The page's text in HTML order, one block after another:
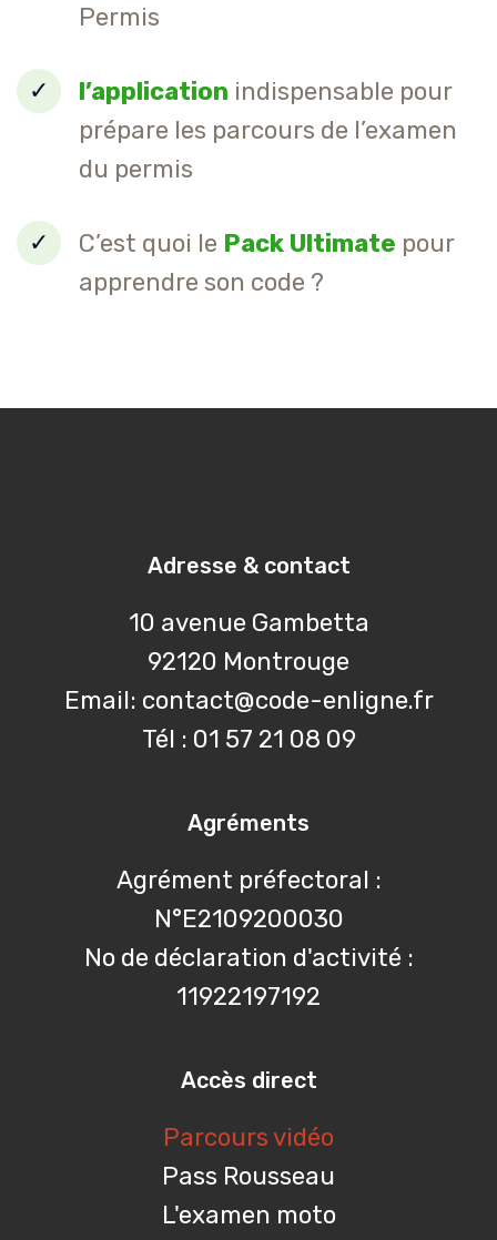
Permis
l’application indispensable pour
prépare les parcours de l’examen
du permis
C’est quoi le Pack Ultimate pour
apprendre son code ?
Adresse & contact
10 avenue Gambetta
92120 Montrouge
Email: contact@code-enligne.fr
Tél : 01 57 21 08 09
Agréments
Agrément préfectoral :
N°E2109200030
No de déclaration d'activité :
11922197192
Accès direct
Parcours vidéo
Pass Rousseau
L'examen moto